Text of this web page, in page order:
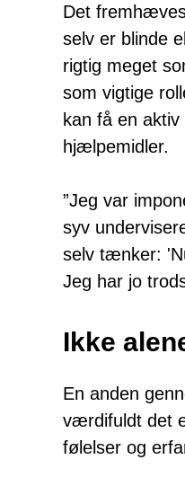
Det
selv er blinde
rigtig meget
som vigtige
kan få en
hjælpemidler.
”Jeg var
syv
selv tænker:
Jeg har jo
Ikke
En anden
værdifuldt det
følelser og